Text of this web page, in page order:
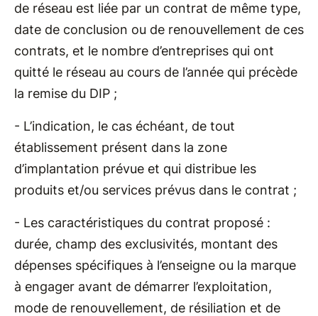
de réseau est liée par un contrat de même type,
date de conclusion ou de renouvellement de ces
contrats, et le nombre d’entreprises qui ont
quitté le réseau au cours de l’année qui précède
la remise du DIP ;
- L’indication, le cas échéant, de tout
établissement présent dans la zone
d’implantation prévue et qui distribue les
produits et/ou services prévus dans le contrat ;
- Les caractéristiques du contrat proposé :
durée, champ des exclusivités, montant des
dépenses spécifiques à l’enseigne ou la marque
à engager avant de démarrer l’exploitation,
mode de renouvellement, de résiliation et de